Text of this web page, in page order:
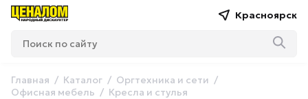
Красноярск
Главная Каталог
Оргтехника и сети
Офисная мебель
Кресла и стулья